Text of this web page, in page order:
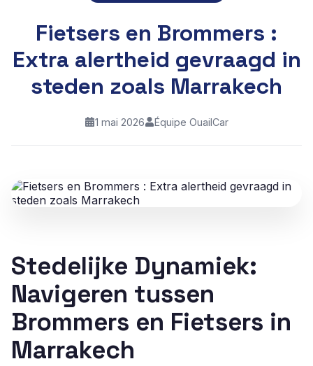
Fietsers en Brommers :
Extra alertheid gevraagd in
steden zoals Marrakech
1 mai 2026 Équipe OuailCar
Stedelijke Dynamiek:
Navigeren tussen
Brommers en Fietsers in
Marrakech